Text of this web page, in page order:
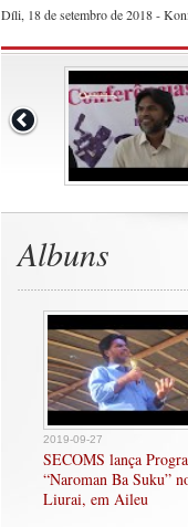
Díli, 18 de setembro de 2018 -
Albuns
2019-09-27
SECOMS lança
“Naroman Ba Suku”
Liurai, em Aileu